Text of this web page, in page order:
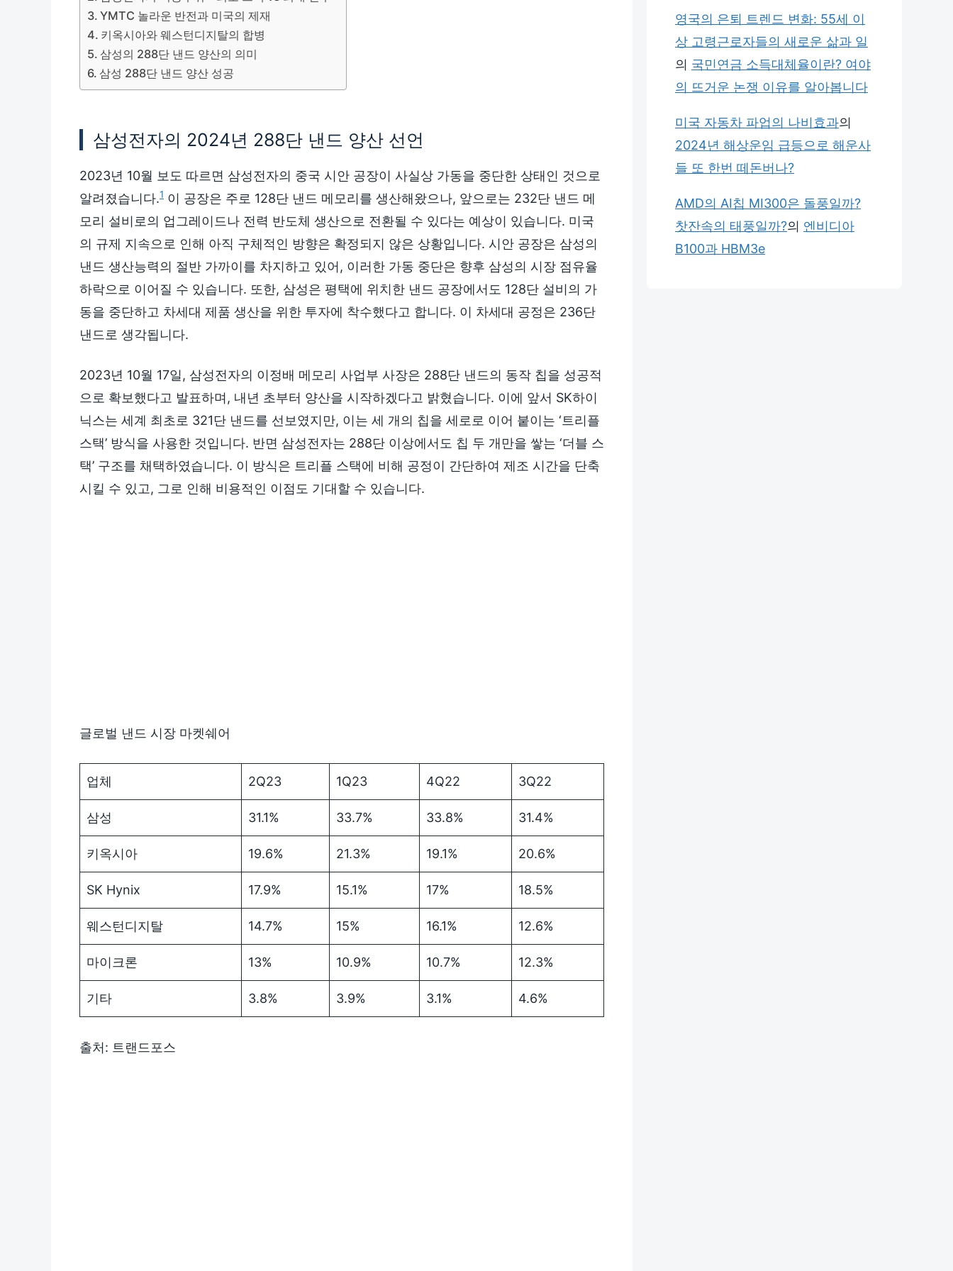
YMTC 놀라운 반전과 미국의 제재
키옥시아와 웨스턴디지탈의 합병
삼성의 288단 낸드 양산의 의미
삼성 288단 낸드 양산 성공
삼성전자의 2024년 288단 낸드 양산 선언
2023년 10월 보도 따르면 삼성전자의 중국 시안 공장이 사실상 가동을 중단한 상태인 것으로
알려졌습니다.1 이 공장은 주로 128단 낸드 메모리를 생산해왔으나, 앞으로는 232단 낸드 메
모리 설비로의 업그레이드나 전력 반도체 생산으로 전환될 수 있다는 예상이 있습니다. 미국
의 규제 지속으로 인해 아직 구체적인 방향은 확정되지 않은 상황입니다. 시안 공장은 삼성의
낸드 생산능력의 절반 가까이를 차지하고 있어, 이러한 가동 중단은 향후 삼성의 시장 점유율
하락으로 이어질 수 있습니다. 또한, 삼성은 평택에 위치한 낸드 공장에서도 128단 설비의 가
동을 중단하고 차세대 제품 생산을 위한 투자에 착수했다고 합니다. 이 차세대 공정은 236단
낸드로 생각됩니다.
2023년 10월 17일, 삼성전자의 이정배 메모리 사업부 사장은 288단 낸드의 동작 칩을 성공적
으로 확보했다고 발표하며, 내년 초부터 양산을 시작하겠다고 밝혔습니다. 이에 앞서 SK하이
닉스는 세계 최초로 321단 낸드를 선보였지만, 이는 세 개의 칩을 세로로 이어 붙이는 ‘트리플
스택’ 방식을 사용한 것입니다. 반면 삼성전자는 288단 이상에서도 칩 두 개만을 쌓는 ‘더블 스
택’ 구조를 채택하였습니다. 이 방식은 트리플 스택에 비해 공정이 간단하여 제조 시간을 단축
시킬 수 있고, 그로 인해 비용적인 이점도 기대할 수 있습니다.
글로벌 낸드 시장 마켓쉐어
업체 2Q23 1Q23 4Q22 3Q22
삼성 31.1% 33.7% 33.8% 31.4%
키옥시아 19.6% 21.3% 19.1% 20.6%
SK Hynix 17.9% 15.1% 17% 18.5%
웨스턴디지탈 14.7% 15% 16.1% 12.6%
마이크론 13% 10.9% 10.7% 12.3%
기타 3.8% 3.9% 3.1% 4.6%
출처: 트랜드포스
영국의 은퇴 트렌드 변화: 55세 이
상 고령근로자들의 새로운 삶과 일
의 국민연금 소득대체율이란? 여야
의 뜨거운 논쟁 이유를 알아봅니다
미국 자동차 파업의 나비효과의
2024년 해상운임 급등으로 해운사
들 또 한번 떼돈버나?
AMD의 AI칩 MI300은 돌풍일까?
찻잔속의 태풍일까?의 엔비디아
B100과 HBM3e